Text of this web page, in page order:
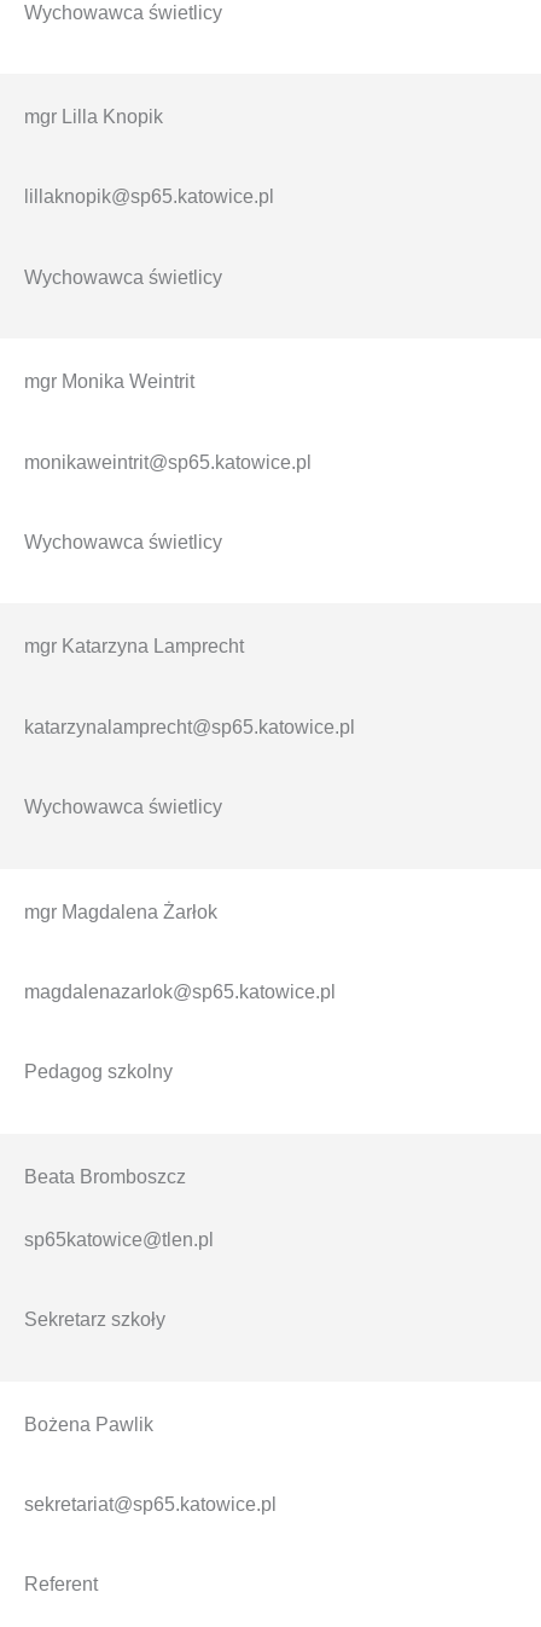
Wychowawca świetlicy
mgr Lilla Knopik
lillaknopik@sp65.katowice.pl
Wychowawca świetlicy
mgr Monika Weintrit
monikaweintrit@sp65.katowice.pl
Wychowawca świetlicy
mgr Katarzyna Lamprecht
katarzynalamprecht@sp65.katowice.pl
Wychowawca świetlicy
mgr Magdalena Żarłok
magdalenazarlok@sp65.katowice.pl
Pedagog szkolny
Beata Bromboszcz
sp65katowice@tlen.pl
Sekretarz szkoły
Bożena Pawlik
sekretariat@sp65.katowice.pl
Referent